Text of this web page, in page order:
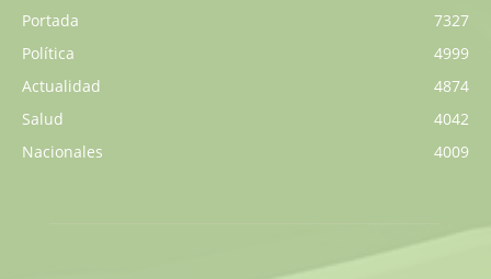
Portada
7327
Política
4999
Actualidad
4874
Salud
4042
Nacionales
4009